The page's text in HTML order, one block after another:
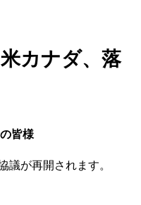
カナダ、落
皆様
議が再開されます。